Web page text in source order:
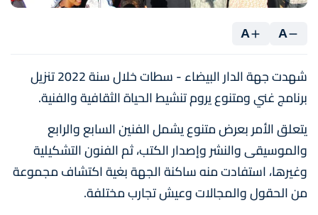
A
A
شهدت جهة الدار البيضاء - سطات خلال سنة 2022 تنزيل
برنامج غني ومتنوع يروم تنشيط الحياة الثقافية والفنية.
يتعلق الأمر بعرض متنوع يشمل الفنين السابع والرابع
والموسيقى والنشر وإصدار الكتب، ثم الفنون التشكيلية
وغيرها، استفادت منه ساكنة الجهة بغية اكتشاف مجموعة
من الحقول والمجالات وعيش تجارب مختلفة.